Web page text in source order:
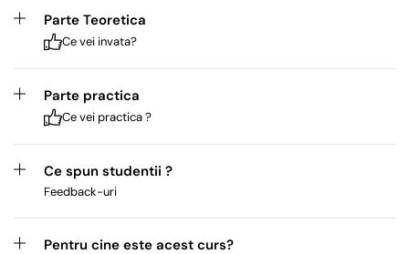
Parte Teoretica
Ce vei invata?
Parte practica
Ce vei practica ?
Ce spun studentii ?
Feedback-uri
Pentru cine este acest curs?